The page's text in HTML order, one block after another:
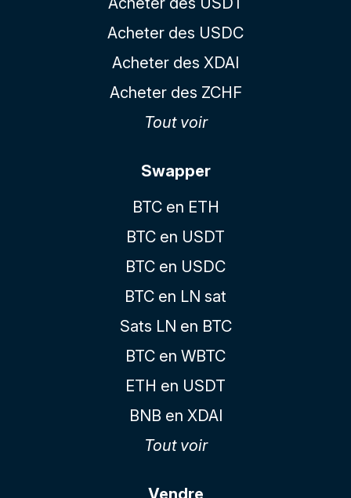
Acheter des USDC
Acheter des XDAI
Acheter des ZCHF
Tout voir
Swapper
BTC en ETH
BTC en USDT
BTC en USDC
BTC en LN sat
Sats LN en BTC
BTC en WBTC
ETH en USDT
BNB en XDAI
Tout voir
Vendre